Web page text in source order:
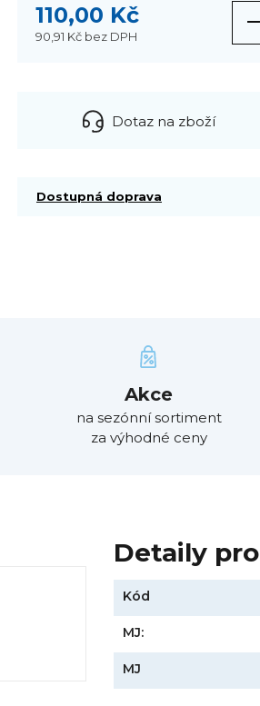
110,00 Kč
90,91 Kč bez DPH
Dotaz na zboží
Dostupná doprava
Akce
na sezónní sortiment
za výhodné ceny
Detaily
Kód
MJ:
MJ